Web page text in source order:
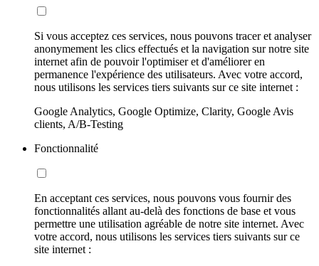
Si vous acceptez ces services, nous pouvons tracer et analyser
anonymement les clics effectués et la navigation sur notre site
internet afin de pouvoir l'optimiser et d'améliorer en
permanence l'expérience des utilisateurs. Avec votre accord,
nous utilisons les services tiers suivants sur ce site internet :
Google Analytics, Google Optimize, Clarity, Google Avis
clients, A/B-Testing
Fonctionnalité
En acceptant ces services, nous pouvons vous fournir des
fonctionnalités allant au-delà des fonctions de base et vous
permettre une utilisation agréable de notre site internet. Avec
votre accord, nous utilisons les services tiers suivants sur ce
site internet :